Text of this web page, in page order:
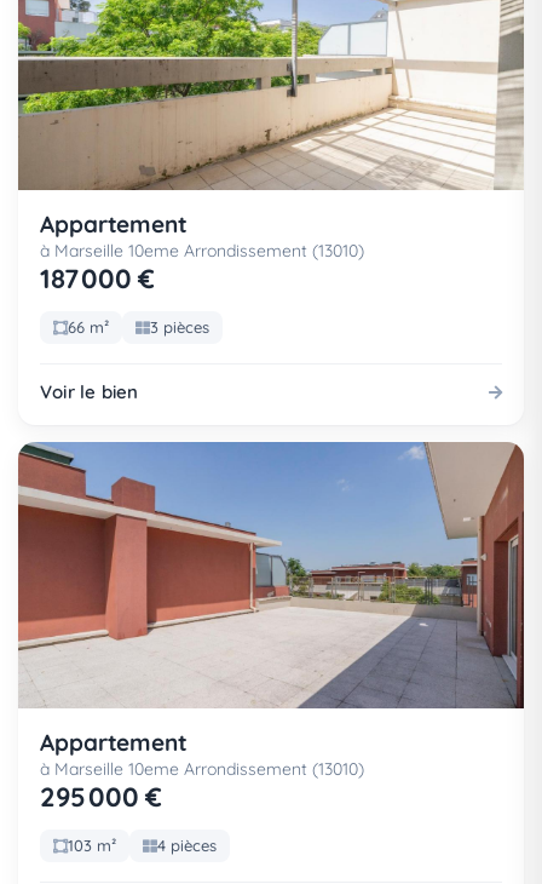
Appartement
à Marseille 10eme Arrondissement (13010)
187 000 €
66 m² 3 pièces
Voir le bien
Appartement
à Marseille 10eme Arrondissement (13010)
295 000 €
103 m² 4 pièces